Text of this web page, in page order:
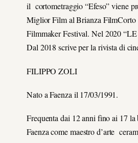
il cortometraggio “Efeso” viene
Miglior Film al Brianza
Filmmaker Festival. Nel 2020
Dal 2018 scrive per la rivista di
FILIPPO ZOLI
Nato a Faenza il 17/03/1991.
Frequenta dai 12 anni fino ai 17
Faenza come maestro d’arte